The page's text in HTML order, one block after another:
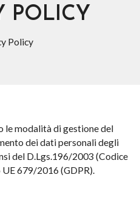
POLICY
Policy
le modalità di gestione del
dei dati personali degli
del D.Lgs.196/2003 (Codice
679/2016 (GDPR).